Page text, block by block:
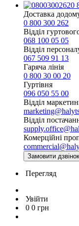
0
Доставка
0 800 300 262
Відділ
068 100 05 05​
Відділ
067 509 91 13
Гаряча лінія
0 800 30 00 20
Гуртівня
096 050 55 00
Відділ
Відділ
Комерційні
Замовити дзвінок
Перегляд
Увійти
0 0 грн